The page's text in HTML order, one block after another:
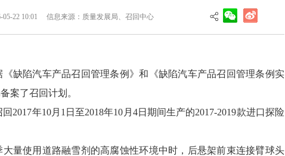
05-22 10:01 信息来源：质量发展局、召回中心
缺陷汽车产品召回管理条例》和《缺陷汽车产品召回管理条例实
案了召回计划。
2017年10月1日至2018年10月4日期间生产的2017-2019款进口探险
量使用道路融雪剂的高腐蚀性环境中时，后悬架前束连接臂球头